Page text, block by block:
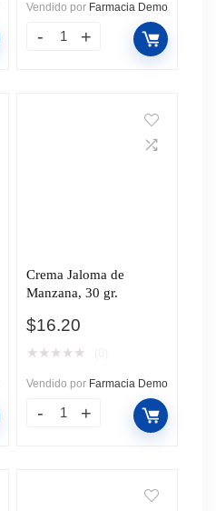
Vendido por Farmacia Demo
Crema Jaloma de
Manzana, 30 gr.
$16.20
★ ★ ★ ★ ★
Vendido por Farmacia Demo